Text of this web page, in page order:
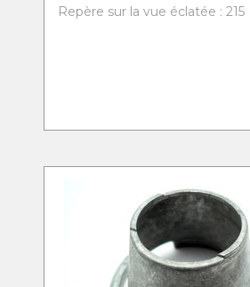
Repère sur la vue éclatée : 215